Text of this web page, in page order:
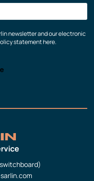
newsletter and our electronic
statement here.